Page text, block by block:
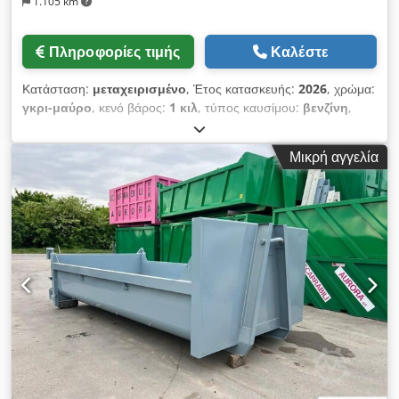
Πληροφορίες τιμής Καλέστε
Κατάσταση: μεταχειρισμένο, Έτος κατασκευής: 2026, χρώμα:
γκρι-μαύρο, κενό βάρος: 1 κιλ, τύπος καυσίμου: βενζίνη,
, ΤΙΤΛΟΣ: ΝΕΟΣ
ΑΠΟΡΡΙΜΜΑΤΟΔΟΧΕΑΣ, ΤΥΠΟΥ "SCARRABILE", ΜΕ
ΤΕΤΡΑΓΩΝΟ ΣΧΗΜΑ ΚΑΙ ΧΩΡΙΣ ΕΣΩΤΕΡΙΚΕΣ ΓΩΝΙΕΣ, ΜΕ
ΠΙΣΩ ΑΝΟΙΓΜΑ ΜΕ ΜΙΑ ΜΟΝΗ ΠΟΡΤΑ ΚΑΙ ΤΡΙΠΛΟ
ΜΗΧΑΝΙΣΜΟ ΑΝΟΙΓΜΑΤΟΣ, ΜΕ ΔΟΚΟΥΣ 200 ΜΜ ΚΑΙ
ΠΑΤΩΜΑ ΣΕ ΕΠΙΠΕΔΟ. ΓΑΝΤΖΟΣ 0,60 Μ, ΜΕΓΑΛΥΤΕΡΟΙ
ΤΡΟΧΟΙ ΚΑΙ ΕΝΙΣΧΥΣΗ ΣΤΟ ΚΕΝΤΡΙΚΟ ΕΞΩΤΕΡΙΚΟ ΜΕΡΟΣ
ΤΟΥ ΚΙΒΩΤΙΟΥ, ΕΠΙΠΛΕΟΝ ΕΝΙΣΧΥΣΗ ΣΤΟ ΠΡΟΣΘΙΟ
ΜΕΡΟΣ, ΣΤΟ ΣΗΜΕΙΟ ΥΠΟΔΟΧΗΣ ΦΟΡΤΙΟΥ. ΑΝΑΦ.: 24-N-
17 ΤΥΠΟΣ: για αδρανή υλικά C ΚΑΙΝΟΥΡΓΙΟΣ: ναι ΚΑΠΑΚΙ: όχι
Dwodpfoxlvguex Ai Eoa ΑΝΟΙΓΜΑ: πίσω, με ράμπα και
ανοιγόμενη πόρτα ΕΞΩΤΕΡΙΚΕΣ ΔΙΑΣΤΑΣΕΙΣ ΣΥΝΟΛΙΚΟ
ΕΞΩΤΕΡΙΚΟ ΜΗΚΟΣ: 6,00 μ + 0,20 μ ΕΣΩΤΕΡΙΚΟ/
ΕΞΩΤΕΡΙΚΟ ΠΛΑΤΟΣ ΚΙΒΩΤΙΟΥ: 2,35 μ / 2,55 μ ΠΡΟΣΘΙΑ
ΕΣΩΤΕΡΙΚΗ/ΕΞΩΤΕΡΙΚΗ ΠΛΕΥΡΑ: 1,50 μ / 1,70 μ ΟΠΙΣΘΙΑ
Μικρή αγγελία